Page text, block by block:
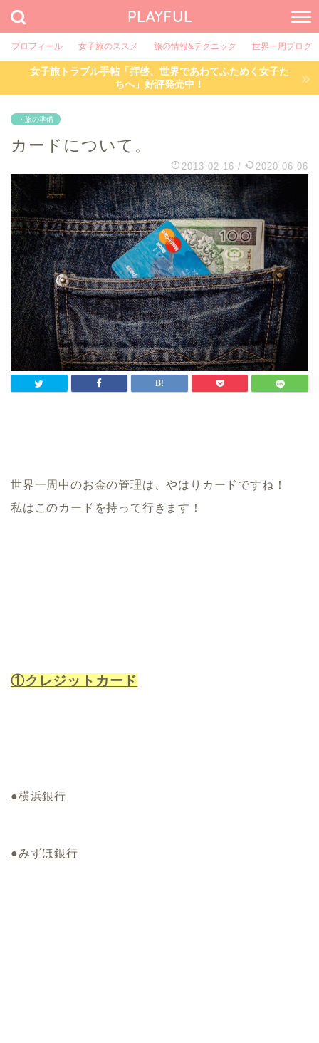
PLAYFUL
プロフィール 女子旅のススメ 旅の情報&テクニック 世界一周ブログ
女子旅トラブル手帖「拝啓、世界であわてふためく女子た
ちへ」好評発売中！
・旅の準備
カードについて。
2013-02-16 / 2020-06-06
世界一周中のお金の管理は、やはりカードですね！
私はこのカードを持って行きます！
①クレジットカード
●横浜銀行
●みずほ銀行